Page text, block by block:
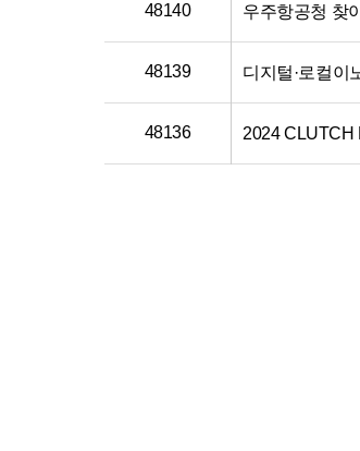
48140 우주항공청 찾
48139 디지털·로컬이
48136 2024 CLUTCH